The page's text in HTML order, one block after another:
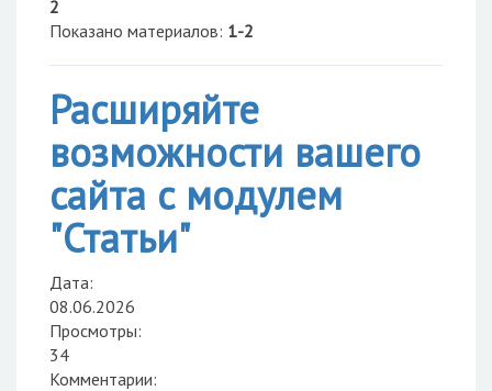
2
Показано материалов: 1-2
Расширяйте
возможности вашего
сайта с модулем
"Статьи"
Дата:
08.06.2026
Просмотры:
34
Комментарии: